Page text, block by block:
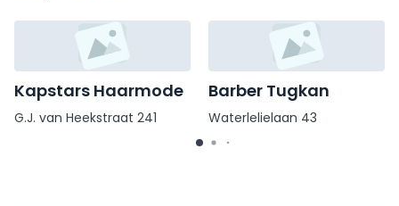
Kapstars Haarmode
G.J. van Heekstraat 241
Barber Tugkan
Waterlelielaan 43